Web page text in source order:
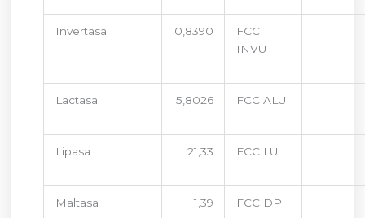
Invertasa 0,8390
FCC
INVU
Lactasa 5,8026 FCC ALU
Lipasa 21,33 FCC LU
Maltasa 1,39 FCC DP